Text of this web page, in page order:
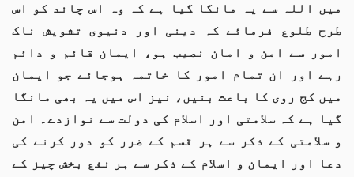
میں اللہ سے یہ مانگا گیا ہے کہ وہ اس چاند کو اس
طرح طلوع فرمائے کہ دینی اور دنیوی تشویش ناک
امور سے امن و امان نصیب ہو، ایمان قائم و دائم
رہے اور ان تمام امور کا خاتمہ ہوجائے جو ایمان
میں کج روی کا باعث بنیں، نیز اس میں یہ بھی مانگا
گیا ہے کہ سلامتی اور اسلام کی دولت سے نوازدے۔ امن
و سلامتی کے ذکر سے ہر قسم کے ضرر کو دور کرنے کی
دعا اور ایمان و اسلام کے ذکر سے ہر نفع بخش چیز کے